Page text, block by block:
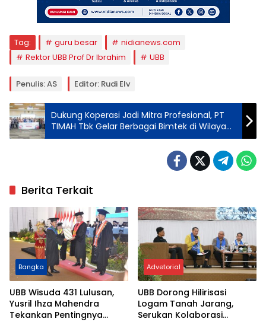
Tag: guru besar
nidianews.com
Rektor UBB Prof Dr Ibrahim
UBB
Penulis: AS Editor: Rudi Elv
Dukung Koperasi Jadi Mitra Profesional, PT
TIMAH Tbk Gelar Berbagai Bimtek di Wilayah
Operasional
Berita Terkait
Bangka
UBB Wisuda 431 Lulusan,
Yusril Ihza Mahendra
Tekankan Pentingnya
Advetorial
UBB Dorong Hilirisasi
Logam Tanah Jarang,
Serukan Kolaborasi